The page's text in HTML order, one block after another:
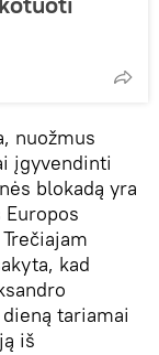
nuožmus
įgyvendinti
blokadą yra
kad
tariamai
iš